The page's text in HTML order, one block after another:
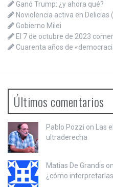
Ganó Trump: ¿y ahora qué?
Noviolencia activa en
Gobierno Milei
El 7 de octubre de 2023
Cuarenta años de
Últimos comentarios
Pablo Pozzi on
Las
ultraderecha
Matias De Grandis on
¿cómo